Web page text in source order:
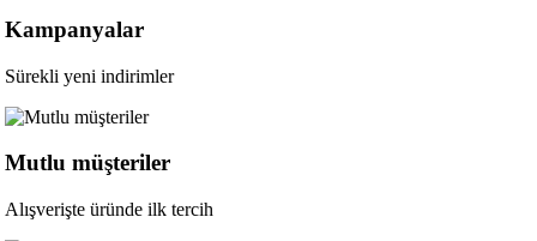
Kampanyalar
Sürekli yeni indirimler
Mutlu müşteriler
Alışverişte üründe ilk tercih